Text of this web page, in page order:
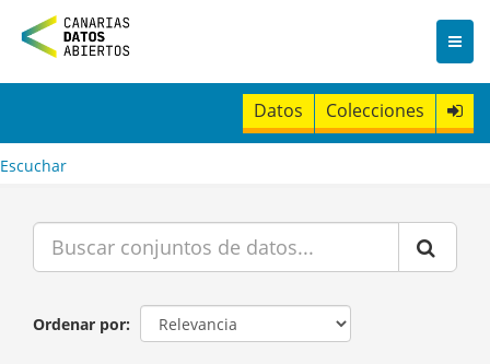
n
t
Datos Colecciones
Escuchar
Ordenar por